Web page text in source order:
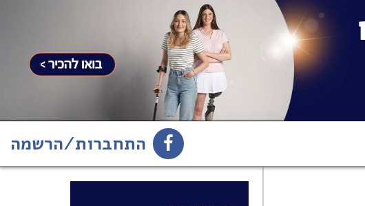
התחברות/הרשמה
הירשמו לניוזלטר 1